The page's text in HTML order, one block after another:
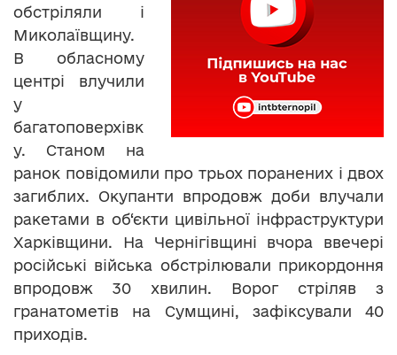
обстріляли і
Миколаївщину.
В обласному
центрі влучили
у
багатоповерхівк
у. Станом на
ранок повідомили про трьох поранених і двох
загиблих. Окупанти впродовж доби влучали
ракетами в об‘єкти цивільної інфраструктури
Харківщини. На Чернігівщині вчора ввечері
російські війська обстрілювали прикордоння
впродовж 30 хвилин. Ворог стріляв з
гранатометів на Сумщині, зафіксували 40
приходів.